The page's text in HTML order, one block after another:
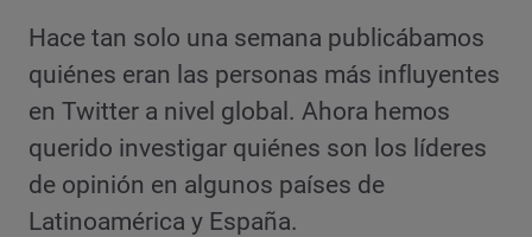
Hace tan solo una semana publicábamos
quiénes eran las personas más influyentes
en Twitter a nivel global. Ahora hemos
querido investigar quiénes son los líderes
de opinión en algunos países de
Latinoamérica y España.